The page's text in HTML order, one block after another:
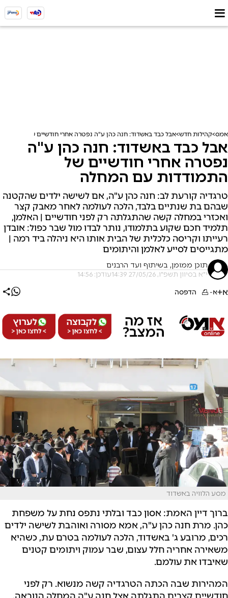
אמס קהילות חדש אבל כבד באשדוד: חנה כהן ע"ה נפטרה אחרי חודשיים של
אבל כבד באשדוד: חנה כהן ע"ה
נפטרה אחרי חודשיים של
התמודדות עם המחלה
טרגדיה קורעת לב: חנה כהן ע"ה, אם לשישה ילדים שהקטנה
שבהם בת שנתיים בלבד, הלכה לעולמה לאחר מאבק קצר
ואכזרי במחלה קשה שהתגלתה רק לפני חודשיים | האלמן,
תלמיד חכם שקוע בתלמודו, נותר לבדו מול שבר כפול: אובדן
רעייתו וקריסה כלכלית של הבית אותו היא ניהלה ביד רמה |
מתגייסים לסייע לאלמן והיתומים
תוכן ממומן, בשיתוף ועד הרבנים
י"א בסיוון תשפ"ו, 27/05/26 14:39 עודכן: 14:56
א+א- הדפסה
מסע הלוויה באשדוד
ברוך דיין האמת: אסון כבד ובלתי נתפס נחת על משפחת
כהן. מרת חנה כהן ע"ה, אמא מסורה ואוהבת לשישה ילדים
רכים, מרובע ג' באשדוד, הלכה לעולמה בטרם עת, כשהיא
משאירה אחריה חלל עצום, שבר עמוק ויתומים קטנים
שאיבדו את עולמם.
המהירות שבה הכתה הטרגדיה קשה מנשוא. רק לפני